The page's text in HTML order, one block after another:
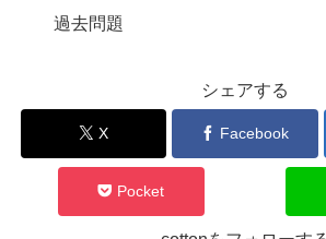
過去問題
シェアする
X Facebook
Pocket